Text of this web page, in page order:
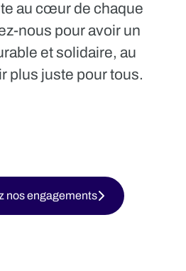
au cœur de chaque
nous pour avoir un
et solidaire, au
plus juste pour tous.
nos engagements